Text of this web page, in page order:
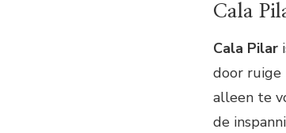
Cala
Cala Pilar
door ruige
alleen te
de